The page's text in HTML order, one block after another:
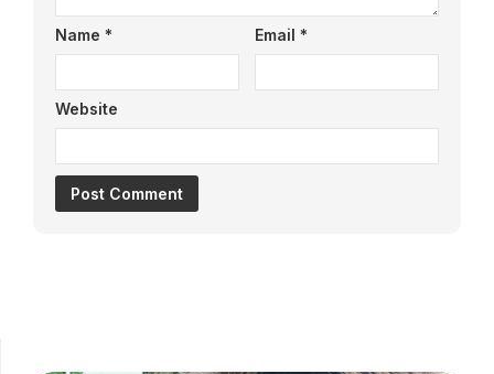
Name * Email *
Website